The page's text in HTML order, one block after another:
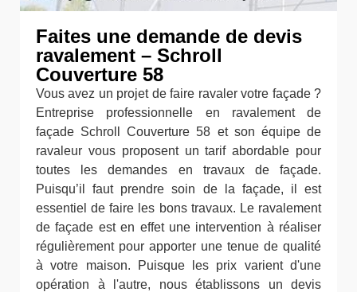
Faites une demande de devis
ravalement – Schroll
Couverture 58
Vous avez un projet de faire ravaler votre façade ?
Entreprise professionnelle en ravalement de
façade Schroll Couverture 58 et son équipe de
ravaleur vous proposent un tarif abordable pour
toutes les demandes en travaux de façade.
Puisqu’il faut prendre soin de la façade, il est
essentiel de faire les bons travaux. Le ravalement
de façade est en effet une intervention à réaliser
régulièrement pour apporter une tenue de qualité
à votre maison. Puisque les prix varient d'une
opération à l'autre, nous établissons un devis